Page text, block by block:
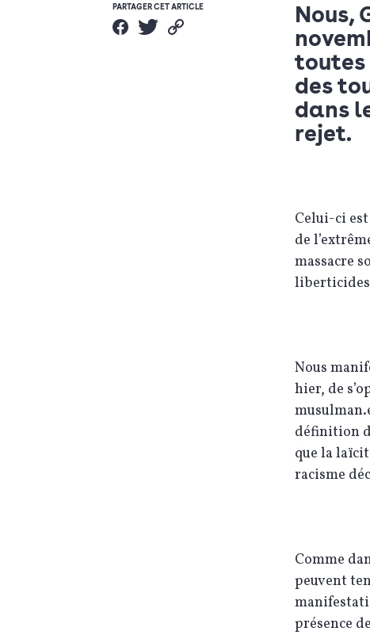
PARTAGER CET ARTICLE
Nous,
toutes
des
dans
rejet.
Celui-ci
de
massacre
liberticides
Nous
hier, de
définition
que la
racisme
Comme
peuvent
présence